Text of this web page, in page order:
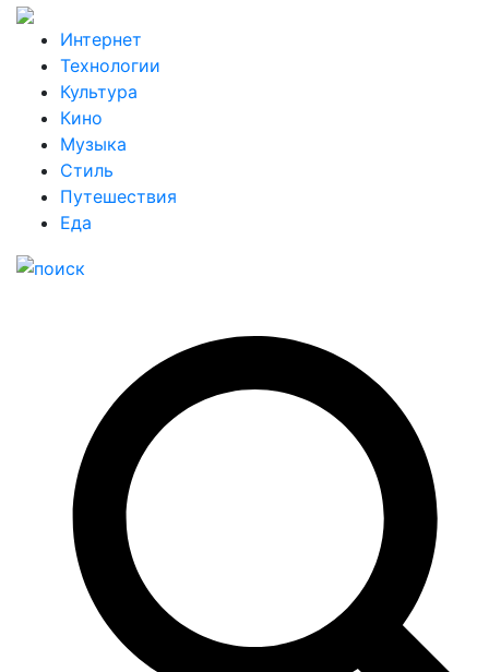
Интернет
Технологии
Культура
Кино
Музыка
Стиль
Путешествия
Еда